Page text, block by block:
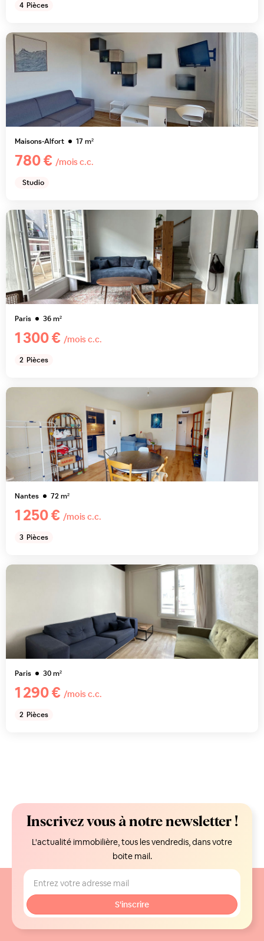
4 Pièces
Maisons-Alfort 17m²
780 € /mois c.c.
Studio
Paris 36m²
1 300 € /mois c.c.
2 Pièces
Nantes 72m²
1 250 € /mois c.c.
3 Pièces
Paris 30m²
1 290 € /mois c.c.
2 Pièces
Inscrivez vous à notre newsletter !
L'actualité immobilière, tous les vendredis, dans votre
boite mail.